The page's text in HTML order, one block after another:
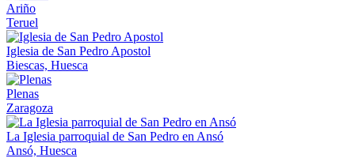
Ariño
Teruel
Iglesia de San Pedro Apostol
Biescas, Huesca
Plenas
Zaragoza
La Iglesia parroquial de San Pedro en Ansó
Ansó, Huesca